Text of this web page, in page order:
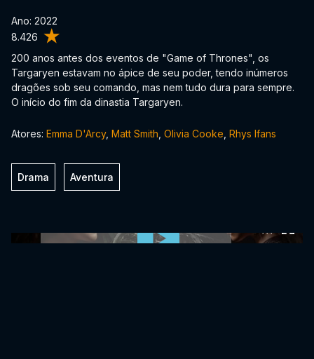
8.426
Ano: 2022
200 anos antes dos eventos de "Game of Thrones", os
Targaryen estavam no ápice de seu poder, tendo inúmeros
dragões sob seu comando, mas nem tudo dura para sempre.
O início do fim da dinastia Targaryen.
Atores: Emma D'Arcy, Matt Smith Olivia Cooke Rhys Ifans
Drama Aventura